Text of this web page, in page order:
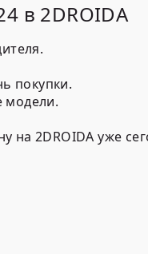
в 2DROIDA
покупки.
модели.
на 2DROIDA уже